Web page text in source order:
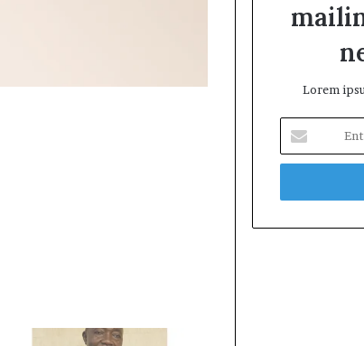
Lorem
votre
adresse